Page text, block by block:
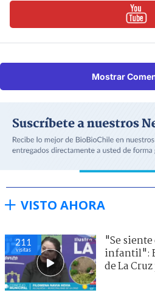
Mostrar
VISTO AHORA
211
visitas
"Se
infantil":
de La